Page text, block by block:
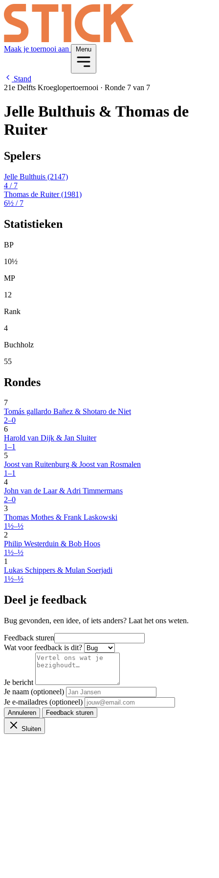
Maak je toernooi aan Menu
Stand
21e Delfts Kroeglopertoernooi · Ronde 7 van 7
Jelle Bulthuis & Thomas de
Ruiter
Spelers
Jelle Bulthuis (2147)
4 / 7
Thomas de Ruiter(1981)
6½ / 7
Statistieken
BP
10½
MP
12
Rank
4
Buchholz
55
Rondes
7
Tomás gallardo Bañez & Shotaro de Niet
2–0
6
Harold van Dijk & Jan Sluiter
1–1
5
Joost van Ruitenburg & Joost van Rosmalen
1–1
4
John van de Laar & Adri Timmermans
2–0
3
Thomas Mothes & Frank Laskowski
1½–½
2
Philip Westerduin & Bob Hoos
1½–½
1
Lukas Schippers & Mulan Soerjadi
1½–½
Deel je feedback
Bug gevonden, een idee, of iets anders? Laat het ons weten.
Feedback sturen
Wat voor feedback is dit?
Je bericht
Je naam (optioneel)
Je e-mailadres (optioneel)
Annuleren Feedback sturen
Sluiten